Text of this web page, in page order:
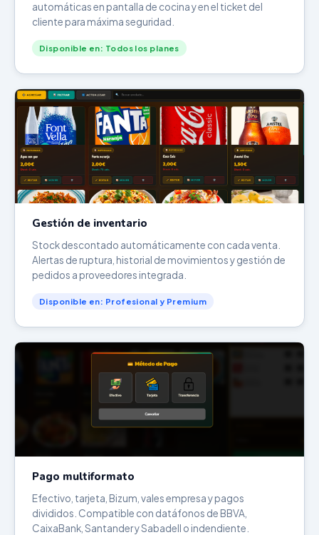
automáticas en pantalla de cocina y en el ticket del
cliente para máxima seguridad.
Disponible en: Todos los planes
Gestión de inventario
Stock descontado automáticamente con cada venta.
Alertas de ruptura, historial de movimientos y gestión de
pedidos a proveedores integrada.
Disponible en: Profesional y Premium
Pago multiformato
Efectivo, tarjeta, Bizum, vales empresa y pagos
divididos. Compatible con datáfonos de BBVA,
CaixaBank, Santander y Sabadell o indendiente.